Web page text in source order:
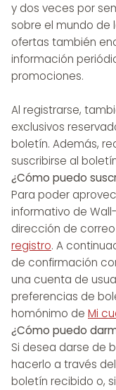
y dos veces por
sobre el mundo de
ofertas también
información
promociones.
Al registrarse,
exclusivos
boletín. Además,
suscribirse al
¿Cómo puedo
Para poder
informativo de
dirección de
registro. A
de confirmación
una cuenta de
preferencias de
homónimo de Mi
¿Cómo puedo
Si desea darse de
hacerlo a través
boletín recibido o,